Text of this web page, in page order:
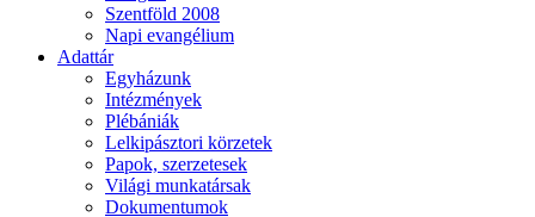
Szentföld 2008
Napi evangélium
Adattár
Egyházunk
Intézmények
Plébániák
Lelkipásztori körzetek
Papok, szerzetesek
Világi munkatársak
Dokumentumok